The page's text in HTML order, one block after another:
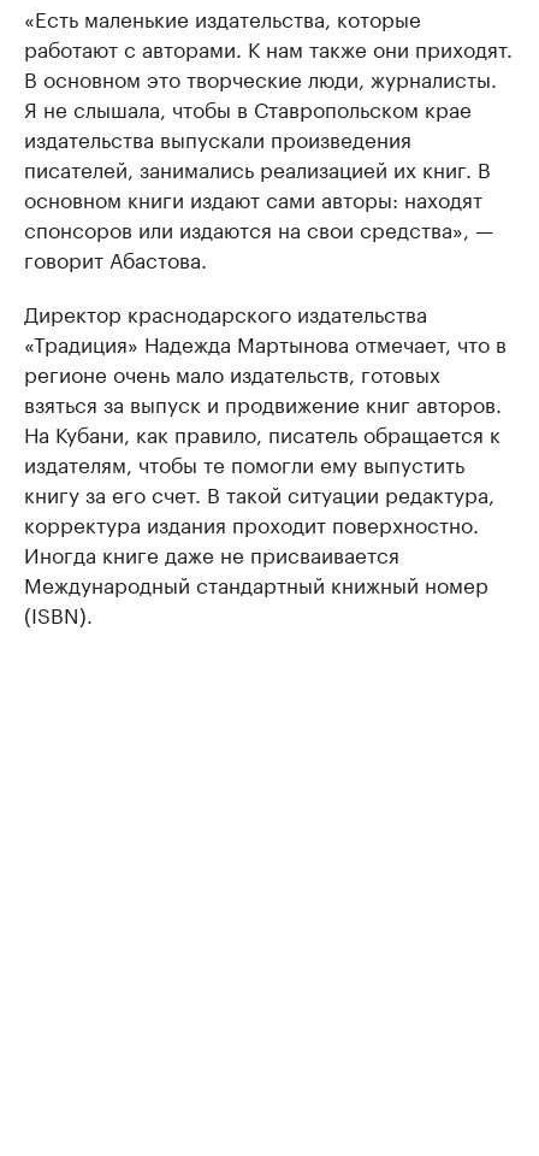
«Есть маленькие издательства, которые
работают с авторами. К нам также они приходят.
В основном это творческие люди, журналисты.
Я не слышала, чтобы в Ставропольском крае
издательства выпускали произведения
писателей, занимались реализацией их книг. В
основном книги издают сами авторы: находят
спонсоров или издаются на свои средства», —
говорит Абастова.
Директор краснодарского издательства
«Традиция» Надежда Мартынова отмечает, что в
регионе очень мало издательств, готовых
взяться за выпуск и продвижение книг авторов.
На Кубани, как правило, писатель обращается к
издателям, чтобы те помогли ему выпустить
книгу за его счет. В такой ситуации редактура,
корректура издания проходит поверхностно.
Иногда книге даже не присваивается
Международный стандартный книжный номер
(ISBN).